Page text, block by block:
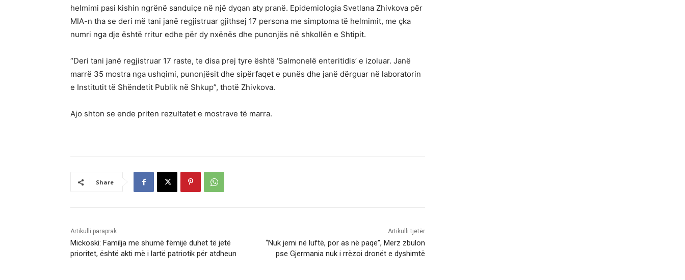
helmimi pasi kishin ngrënë sanduiçe në një dyqan aty pranë. Epidemiologia Svetlana Zhivkova për
MIA-n tha se deri më tani janë regjistruar gjithsej 17 persona me simptoma të helmimit, me çka
numri nga dje është rritur edhe për dy nxënës dhe punonjës në shkollën e Shtipit.
“Deri tani janë regjistruar 17 raste, te disa prej tyre është ‘Salmonelë enteritidis’ e izoluar. Janë
marrë 35 mostra nga ushqimi, punonjësit dhe sipërfaqet e punës dhe janë dërguar në laboratorin
e Institutit të Shëndetit Publik në Shkup”, thotë Zhivkova.
Ajo shton se ende priten rezultatet e mostrave të marra.
Share
Artikulli paraprak
Mickoski: Familja me shumë fëmijë duhet të jetë
prioritet, është akti më i lartë patriotik për atdheun
Artikulli tjetër
“Nuk jemi në luftë, por as në paqe”, Merz zbulon
pse Gjermania nuk i rrëzoi dronët e dyshimtë